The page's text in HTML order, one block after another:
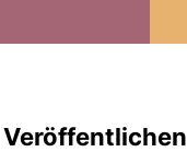
Veröffentlichen